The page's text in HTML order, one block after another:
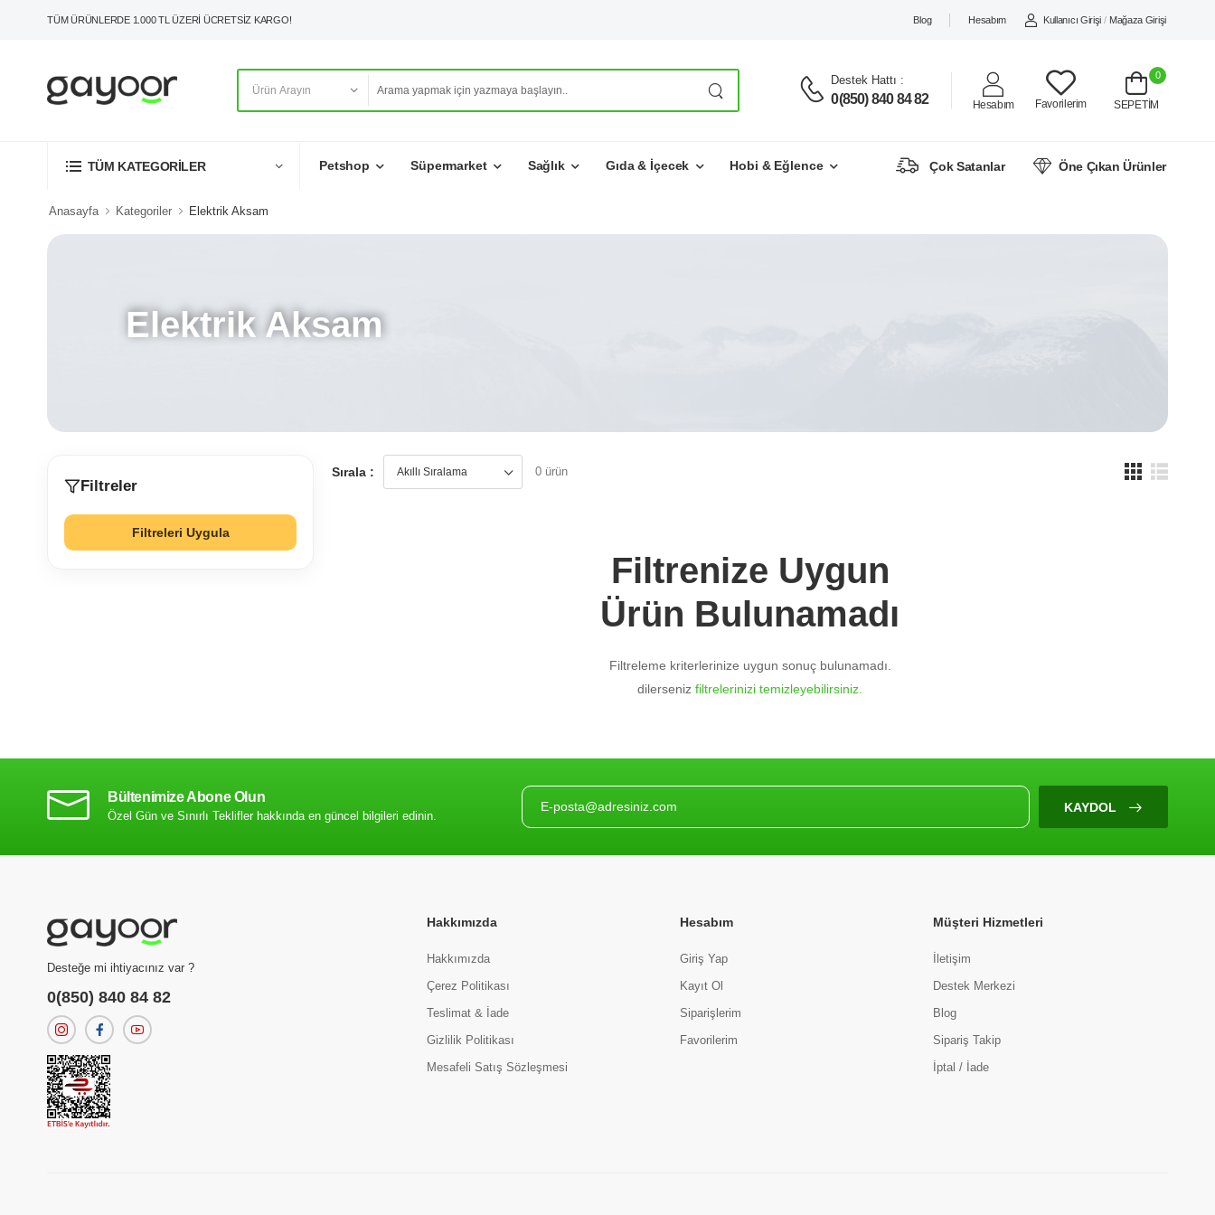
TÜM ÜRÜNLERDE 1.000 TL ÜZERİ ÜCRETSİZ KARGO! Blog Hesabım Kullanıcı Girişi / Mağaza Girişi
Destek Hattı :
0(850) 840 84 82 Hesabım Favorilerim
0
SEPETİM
TÜM KATEGORİLER Petshop Süpermarket Sağlık Gıda & İçecek Hobi & Eğlence Çok Satanlar Öne Çıkan Ürünler
Anasayfa Kategoriler Elektrik Aksam
Elektrik Aksam
Filtreler
Filtreleri Uygula
Sırala : 0 ürün
Filtrenize Uygun
Ürün Bulunamadı
Filtreleme kriterlerinize uygun sonuç bulunamadı.
dilerseniz filtrelerinizi temizleyebilirsiniz.
Bültenimize Abone Olun
Özel Gün ve Sınırlı Teklifler hakkında en güncel bilgileri edinin.
KAYDOL
Desteğe mi ihtiyacınız var ?
0(850) 840 84 82
Hakkımızda
Hakkımızda
Çerez Politikası
Teslimat & İade
Gizlilik Politikası
Mesafeli Satış Sözleşmesi
Hesabım
Giriş Yap
Kayıt Ol
Siparişlerim
Favorilerim
Müşteri Hizmetleri
İletişim
Destek Merkezi
Blog
Sipariş Takip
İptal / İade